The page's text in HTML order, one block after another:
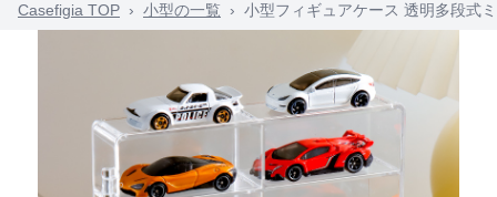
Casefigia TOP › 小型の一覧 › 小型フィギュアケース 透明多段式